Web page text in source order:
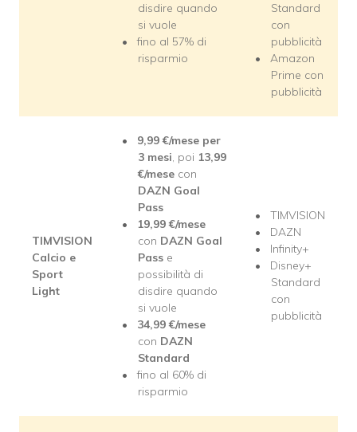
disdire quando
si vuole
fino al 57% di
risparmio
Standard
con
pubblicità
Amazon
Prime con
pubblicità
TIMVISION
Calcio e
Sport
Light
9,99 €/mese per
3 mesi, poi 13,99
€/mese con
DAZN Goal
Pass
19,99 €/mese
con DAZN Goal
Pass e
possibilità di
disdire quando
si vuole
34,99 €/mese
con DAZN
Standard
fino al 60% di
risparmio
TIMVISION
DAZN
Infinity+
Disney+
Standard
con
pubblicità